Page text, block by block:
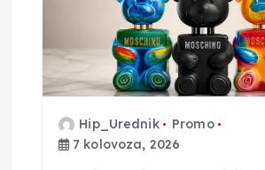
Hip_Urednik
Promo
7 kolovoza, 2026